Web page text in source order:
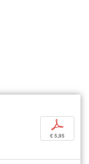
p
€ 5,95